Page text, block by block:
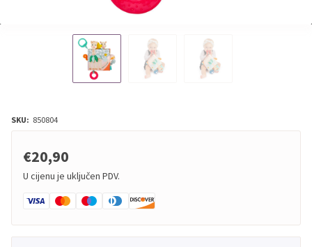
SKU: 850804
€20,90
U cijenu je uključen PDV.